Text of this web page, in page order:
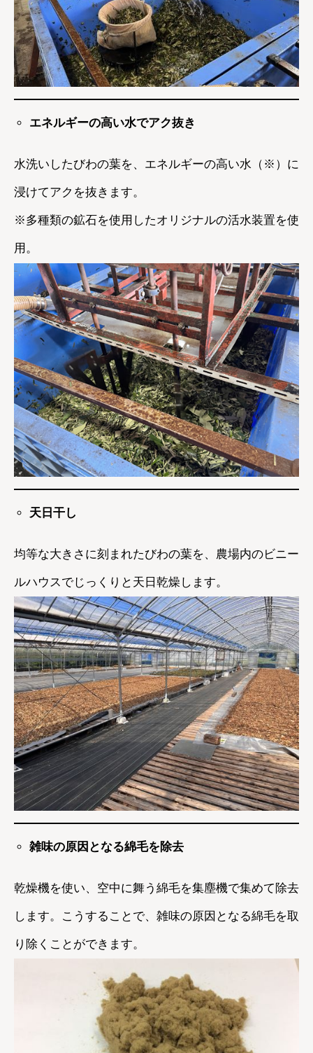
エネルギーの高い水でアク抜き
水洗いしたびわの葉を、エネルギーの高い水（※）に
浸けてアクを抜きます。
※多種類の鉱石を使用したオリジナルの活水装置を使
用。
天日干し
均等な大きさに刻まれたびわの葉を、農場内のビニー
ルハウスでじっくりと天日乾燥します。
雑味の原因となる綿毛を除去
乾燥機を使い、空中に舞う綿毛を集塵機で集めて除去
します。こうすることで、雑味の原因となる綿毛を取
り除くことができます。